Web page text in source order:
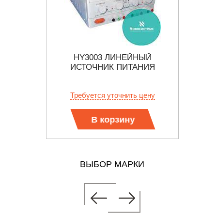
HY3003 ЛИНЕЙНЫЙ
ИСТОЧНИК ПИТАНИЯ
Требуется уточнить цену
В корзину
ВЫБОР МАРКИ